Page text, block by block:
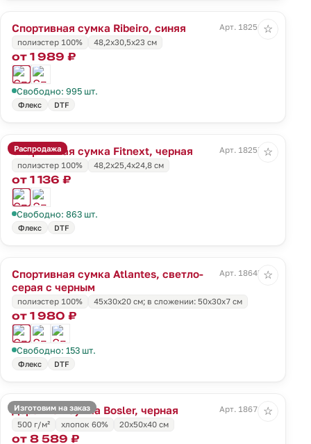
Спортивная сумка Ribeiro, синяя
Арт. 18256.40
полиэстер 100%
48,2x30,5x23 cм
от 1 989 ₽
Свободно: 995 шт.
Флекс DTF
☆
Распродажа
Спортивная сумка Fitnext, черная
Арт. 18257.30
полиэстер 100%
48,2х25,4х24,8 см
от 1 136 ₽
Свободно: 863 шт.
Флекс DTF
☆
Спортивная сумка Atlantes, светло-
серая с черным
Арт. 18645.13
полиэстер 100% 45х30х20 см; в сложении: 50х30х7 см
от 1 980 ₽
Свободно: 153 шт.
Флекс DTF
☆
Изготовим на заказ
Дорожная сумка Bosler, черная
Арт. 18671.30
500 г/м²
хлопок 60% 20х50х40 см
от 8 589 ₽
☆